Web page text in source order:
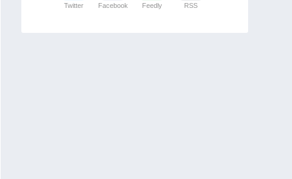
Twitter Facebook Feedly RSS